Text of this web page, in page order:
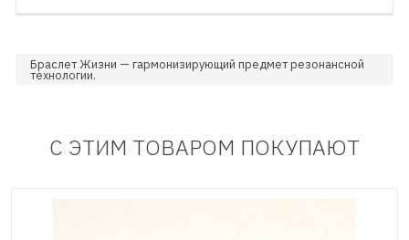
Браслет Жизни — гармонизирующий предмет резонансной
технологии.
С ЭТИМ ТОВАРОМ ПОКУПАЮТ